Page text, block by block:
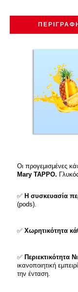
Οι προγεμισμένες
Mary TAPPO.
✅ Η συσκευασία
(pods).
✅ Χωρητικότητα
✅ Περιεκτικότητα
ικανοποιητική
την ένταση.